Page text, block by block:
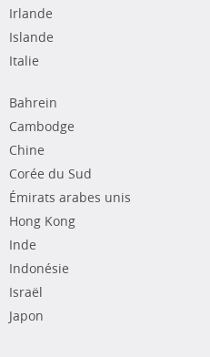
Irlande
Islande
Italie
Bahrein
Cambodge
Chine
Corée du Sud
Émirats arabes unis
Hong Kong
Inde
Indonésie
Israël
Japon